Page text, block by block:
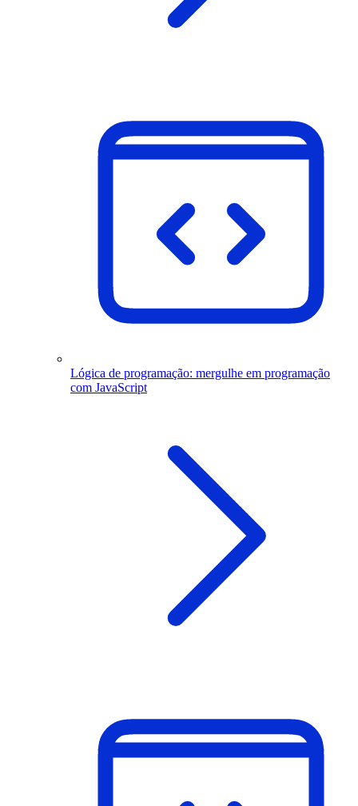
Lógica de programação: mergulhe em programação
com JavaScript